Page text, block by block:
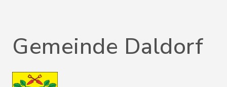
Gemeinde Daldorf